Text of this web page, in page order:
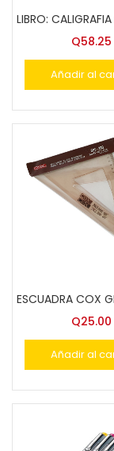
Q58.25
Añadir al
Q25.00
Añadir al